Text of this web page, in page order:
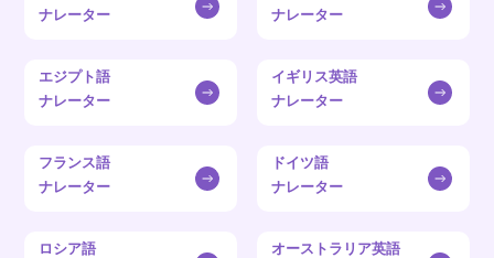
ナレーター
ナレーター
エジプト語
ナレーター
イギリス英語
ナレーター
フランス語
ナレーター
ドイツ語
ナレーター
ロシア語
オーストラリア英語